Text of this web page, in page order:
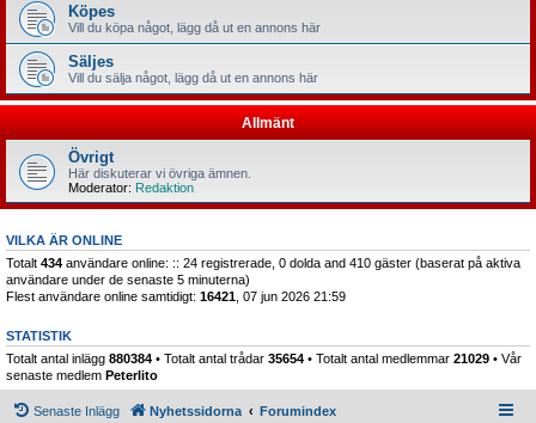
Köpes
Vill du köpa något, lägg då ut en annons här
Säljes
Vill du sälja något, lägg då ut en annons här
Allmänt
Övrigt
Här diskuterar vi övriga ämnen.
Moderator: Redaktion
VILKA ÄR ONLINE
Totalt 434 användare online: :: 24 registrerade, 0 dolda and 410 gäster (baserat på aktiva
användare under de senaste 5 minuterna)
Flest användare online samtidigt: 16421 , 07 jun 2026 21:59
STATISTIK
Totalt antal inlägg 880384 • Totalt antal trådar 35654 • Totalt antal medlemmar 21029 • Vår
senaste medlem Peterlito
Senaste Inlägg Nyhetssidorna Forumindex